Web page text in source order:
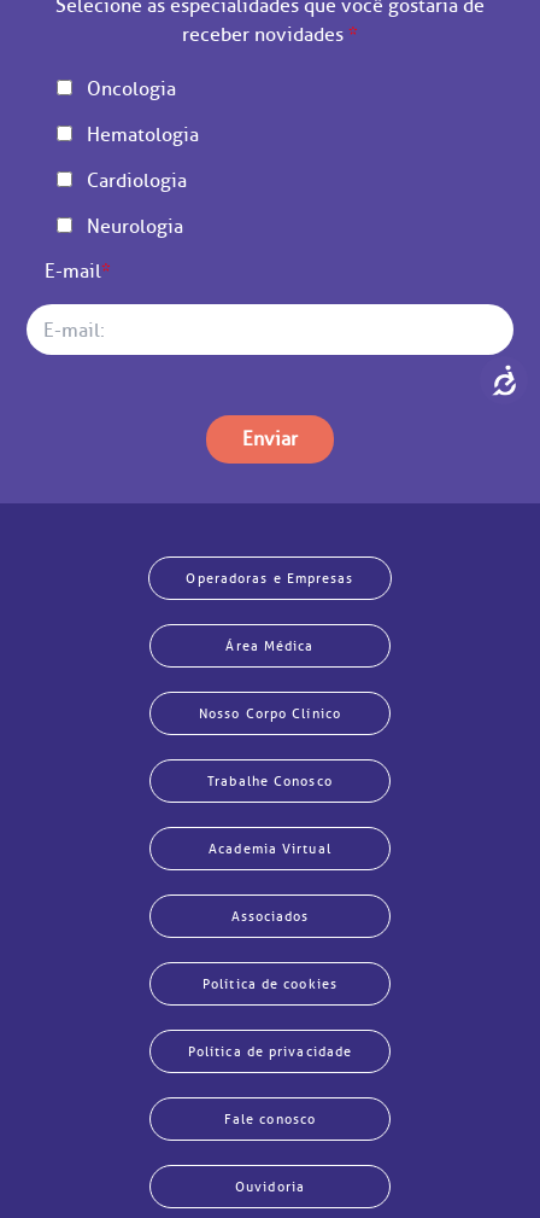
Selecione as especialidades que você gostaria de
receber novidades *
Oncologia
Hematologia
Cardiologia
Neurologia
E-mail*
Enviar
Operadoras e Empresas
Área Médica
Nosso Corpo Clínico
Trabalhe Conosco
Academia Virtual
Associados
Política de cookies
Política de privacidade
Fale conosco
Ouvidoria